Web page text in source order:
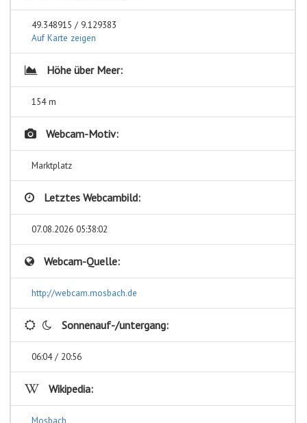
49.348915 / 9.129383
Auf Karte zeigen
Höhe über Meer:
154 m
Webcam-Motiv:
Marktplatz
Letztes Webcambild:
07.08.2026 05:38:02
Webcam-Quelle:
http://webcam.mosbach.de
Sonnenauf-/untergang:
06:04 / 20:56
Wikipedia:
Mosbach